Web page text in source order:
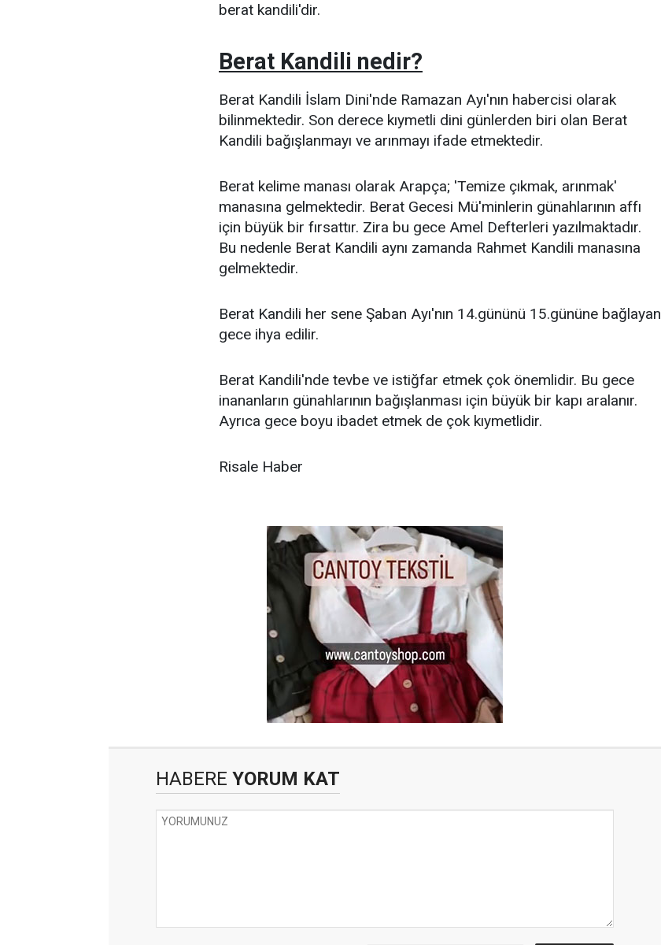
berat kandili'dir.
Berat Kandili nedir?
Berat Kandili İslam Dini'nde Ramazan Ayı'nın habercisi olarak
bilinmektedir. Son derece kıymetli dini günlerden biri olan Berat
Kandili bağışlanmayı ve arınmayı ifade etmektedir.
Berat kelime manası olarak Arapça; 'Temize çıkmak, arınmak'
manasına gelmektedir. Berat Gecesi Mü'minlerin günahlarının affı
için büyük bir fırsattır. Zira bu gece Amel Defterleri yazılmaktadır.
Bu nedenle Berat Kandili aynı zamanda Rahmet Kandili manasına
gelmektedir.
Berat Kandili her sene Şaban Ayı'nın 14.gününü 15.gününe bağlayan
gece ihya edilir.
Berat Kandili'nde tevbe ve istiğfar etmek çok önemlidir. Bu gece
inananların günahlarının bağışlanması için büyük bir kapı aralanır.
Ayrıca gece boyu ibadet etmek de çok kıymetlidir.
Risale Haber
HABERE YORUM KAT